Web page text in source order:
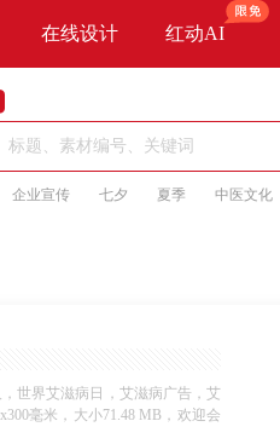
在线设计 红动AI
企业宣传 七夕 夏季 中医文化
世界艾滋病日，艾滋病广告，艾
毫米，大小71.48 MB，欢迎会